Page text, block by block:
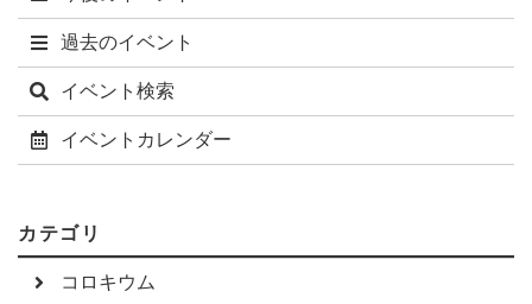
過去のイベント
イベント検索
イベントカレンダー
カテゴリ
コロキウム